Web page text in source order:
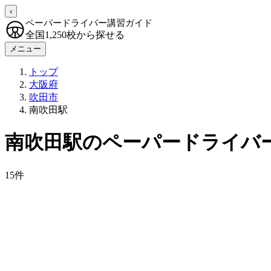
‹
ペーパードライバー講習ガイド
全国1,250校から探せる
メニュー
トップ
大阪府
吹田市
南吹田駅
南吹田駅のペーパードライバ
15件